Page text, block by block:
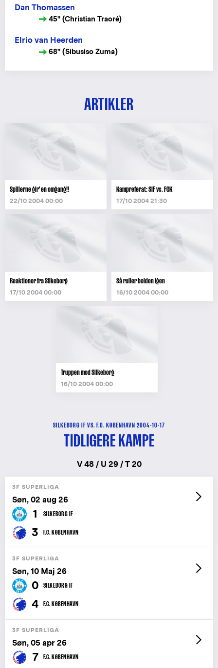
Dan Thomassen
45" (Christian Traoré)
Elrio van Heerden
68" (Sibusiso Zuma)
ARTIKLER
Spillerne gir' en omgang!!
22/10 2004 00:00
Kampreferat: SIF vs. FCK
17/10 2004 21:30
Reaktioner fra Silkeborg
17/10 2004 00:00
Så ruller bolden igen
16/10 2004 00:00
Truppen mod Silkeborg
16/10 2004 00:00
SILKEBORG IF VS. F.C. KØBENHAVN 2004-10-17
TIDLIGERE KAMPE
V 48 / U 29 / T 20
3F SUPERLIGA
Søn, 02 aug 26
1 SILKEBORG IF
3 F.C. KØBENHAVN
3F SUPERLIGA
Søn, 10 Maj 26
0 SILKEBORG IF
4 F.C. KØBENHAVN
3F SUPERLIGA
Søn, 05 apr 26
7 F.C. KØBENHAVN